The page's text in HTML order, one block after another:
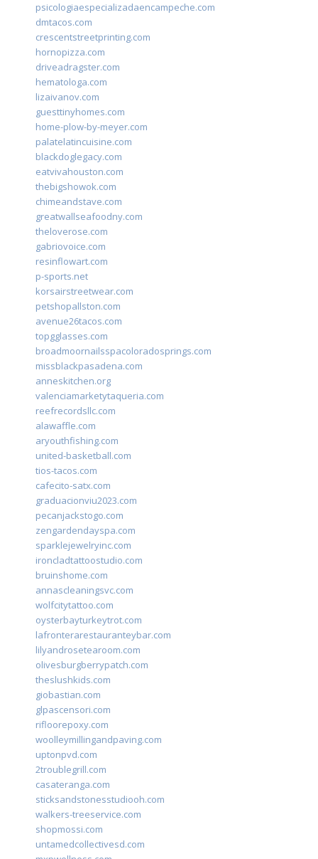
psicologiaespecializadaencampeche.com
dmtacos.com
crescentstreetprinting.com
hornopizza.com
driveadragster.com
hematologa.com
lizaivanov.com
guesttinyhomes.com
home-plow-by-meyer.com
palatelatincuisine.com
blackdoglegacy.com
eatvivahouston.com
thebigshowok.com
chimeandstave.com
greatwallseafoodny.com
theloverose.com
gabriovoice.com
resinflowart.com
p-sports.net
korsairstreetwear.com
petshopallston.com
avenue26tacos.com
topgglasses.com
broadmoornailsspacoloradosprings.com
missblackpasadena.com
anneskitchen.org
valenciamarketytaqueria.com
reefrecordsllc.com
alawaffle.com
aryouthfishing.com
united-basketball.com
tios-tacos.com
cafecito-satx.com
graduacionviu2023.com
pecanjackstogo.com
zengardendayspa.com
sparklejewelryinc.com
ironcladtattoostudio.com
bruinshome.com
annascleaningsvc.com
wolfcitytattoo.com
oysterbayturkeytrot.com
lafronterarestauranteybar.com
lilyandrosetearoom.com
olivesburgberrypatch.com
theslushkids.com
giobastian.com
glpascensori.com
rifloorepoxy.com
woolleymillingandpaving.com
uptonpvd.com
2troublegrill.com
casateranga.com
sticksandstonesstudiooh.com
walkers-treeservice.com
shopmossi.com
untamedcollectivesd.com